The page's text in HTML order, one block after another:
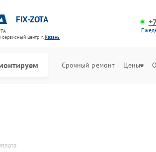
FIX-ZOTA
центр г.Казань
Срочный ремонт Цены